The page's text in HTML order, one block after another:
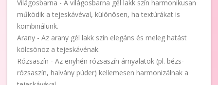
Világosbarna - A világosbarna gél lakk szín harmonikusan
működik a tejeskávéval, különösen, ha textúrákat is
kombinálunk.
Arany - Az arany gél lakk szín elegáns és meleg hatást
kölcsönöz a tejeskávénak.
Rózsaszín - Az enyhén rózsaszín árnyalatok (pl. bézs-
rózsaszín, halvány púder) kellemesen harmonizálnak a